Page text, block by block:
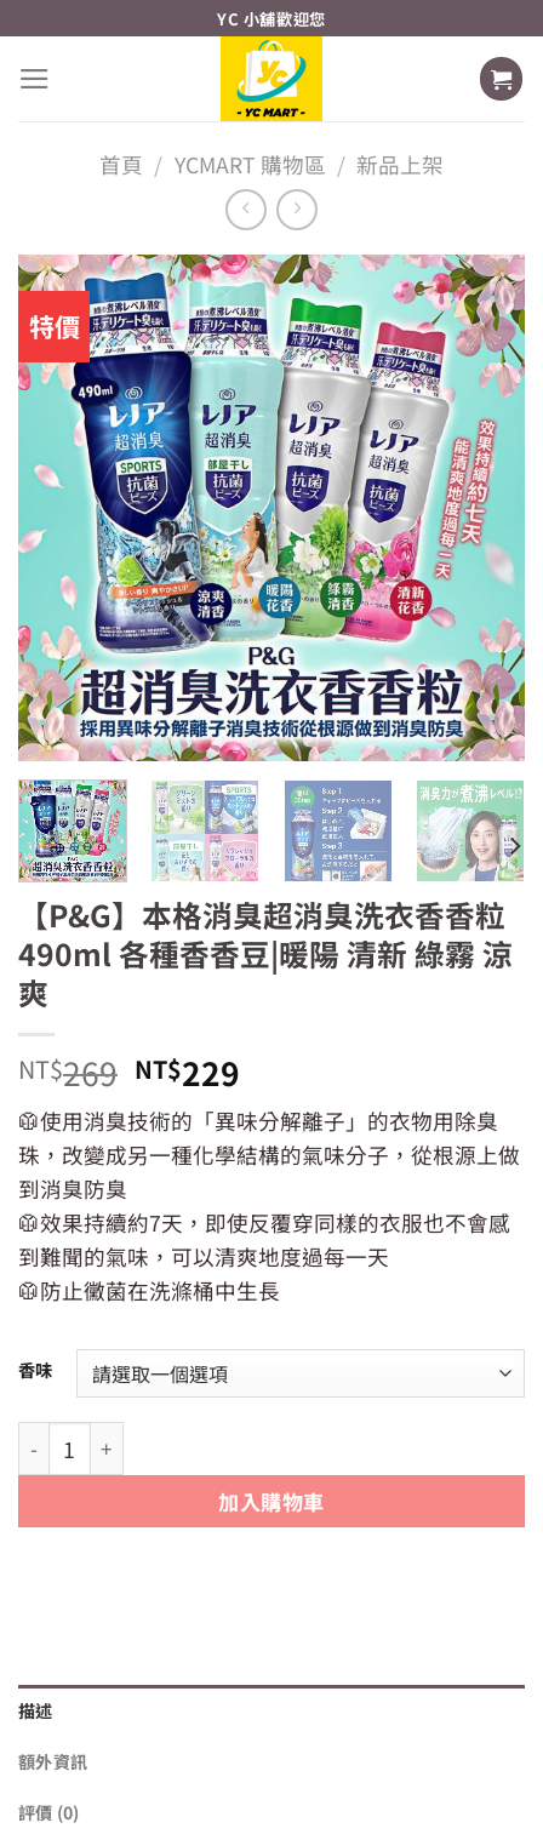
content
YC 小舖歡迎您
首頁 / YCMART 購物區 / 新品上架
特價
【P&G】本格消臭超消臭洗衣香香粒
490ml 各種香香豆|暖陽 清新 綠霧 涼
爽
NT$269 原
始
價
格：
NT$229目
前
價
格：
🥼使用消臭技術的「異味分解離子」的衣物用除臭
珠，改變成另一種化學結構的氣味分子，從根源上做
到消臭防臭
🥼效果持續約7天，即使反覆穿同樣的衣服也不會感
到難聞的氣味，可以清爽地度過每一天
🥼防止黴菌在洗滌桶中生長
香味
【P&G】本格消臭超消臭洗衣香香粒490ml 各種香香豆|暖陽
加入購物車
描述
額外資訊
評價 (0)